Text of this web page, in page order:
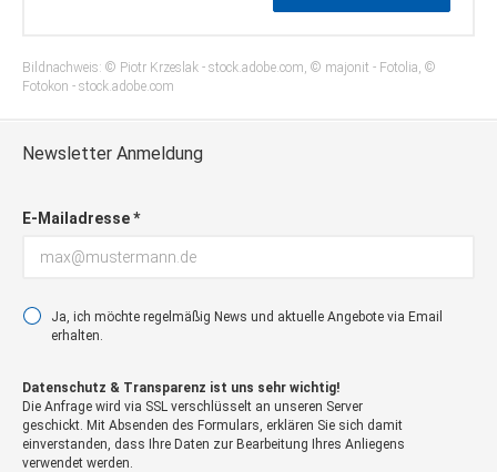
Bildnachweis: © Piotr Krzeslak - stock.adobe.com, © majonit - Fotolia, ©
Fotokon - stock.adobe.com
Newsletter Anmeldung
E-Mailadresse *
Ja, ich möchte regelmäßig News und aktuelle Angebote via Email
erhalten.
Datenschutz & Transparenz ist uns sehr wichtig!
Die Anfrage wird via SSL verschlüsselt an unseren Server
geschickt. Mit Absenden des Formulars, erklären Sie sich damit
einverstanden, dass Ihre Daten zur Bearbeitung Ihres Anliegens
verwendet werden.